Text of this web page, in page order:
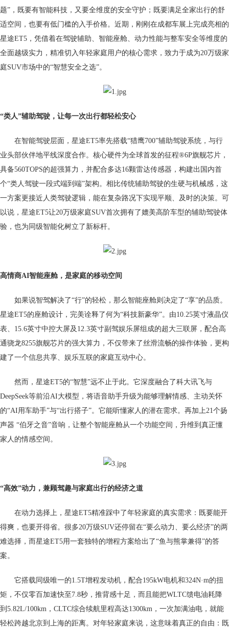
题”，既要有智能科技，又要全维度的安全守护；既要满足全家出行的舒
适空间，也要有低门槛的入手价格。近期，刚刚在成都车展上完成亮相的
星途ET5，凭借着在驾驶辅助、智能座舱、动力性能与整车安全等维度的
全面越级实力，精准切入年轻家庭用户的核心需求，致力于成为20万级家
庭SUV市场中的“智慧安全之选”。
“类人”辅助驾驶 ， 让每一次出行都轻松安心
在智能驾驶层面，星途ET5率先搭载“猎鹰700”辅助驾驶系统，与行
业头部伙伴地平线深度合作。核心硬件为全球首发的征程®6P旗舰芯片，
具备560TOPS的超强算力，并配合多达16颗雷达传感器，构建出国内首
个“类人驾驶一段式端到端”架构。相比传统辅助驾驶的生硬与机械感，这
一方案更接近人类驾驶逻辑，能在复杂路况下实现平顺、及时的决策。可
以说，星途ET5让20万级家庭SUV首次拥有了媲美高阶车型的辅助驾驶体
验，也为同级智能化树立了新标杆。
高情商AI智能座舱 ， 是家庭的移动空间
如果说智驾解决了“行”的轻松，那么智能座舱则决定了“享”的品质。
星途ET5的座舱设计，完美诠释了何为“科技新豪华”。由10.25英寸液晶仪
表、15.6英寸中控大屏及12.3英寸副驾娱乐屏组成的超大三联屏，配合高
通骁龙8255旗舰芯片的强大算力，不仅带来了丝滑流畅的操作体验，更构
建了一个信息共享、娱乐互联的家庭互动中心。
然而，星途ET5的“智慧”远不止于此。它深度融合了科大讯飞与
DeepSeek等前沿AI大模型，将语音助手升级为能够理解情感、主动关怀
的“AI用车助手”与“出行搭子”。它能听懂家人的潜在需求。再加上21个扬
声器 “伯牙之音”音响，让整个智能座舱从一个功能空间，升维到真正懂
家人的情感空间。
“高效”动力 ， 兼顾驾趣与家庭出行的经济之道
在动力选择上，星途ET5精准踩中了年轻家庭的真实需求：既要能开
得爽，也要开得省。很多20万级SUV还停留在“要么动力、要么经济”的两
难选择，而星途ET5用一套独特的增程方案给出了“鱼与熊掌兼得”的答
案。
它搭载同级唯一的1.5T增程发动机，配合195kW电机和324N·m的扭
矩，不仅零百加速快至7.8秒，推背感十足，而且能把WLTC馈电油耗降
到5.82L/100km，CLTC综合续航里程高达1300km，一次加满油电，就能
轻松跨越北京到上海的距离。对年轻家庭来说，这意味着真正的自由：既